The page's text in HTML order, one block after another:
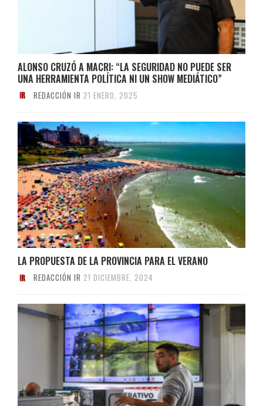
ALONSO CRUZÓ A MACRI: “LA SEGURIDAD NO PUEDE SER
UNA HERRAMIENTA POLÍTICA NI UN SHOW MEDIÁTICO”
REDACCIÓN IR 21 ENERO, 2025
LA PROPUESTA DE LA PROVINCIA PARA EL VERANO
REDACCIÓN IR 21 DICIEMBRE, 2024